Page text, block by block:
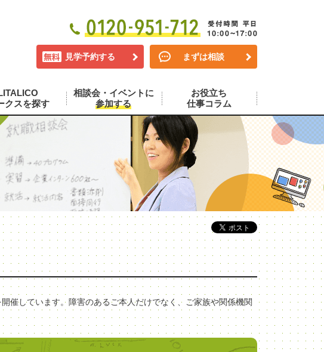
見学予約する まずは相談
クスを探す
相談会・イベントに
参加する
お役立ち
仕事コラム
催しています。障害のあるご本人だけでなく、ご家族や関係機関